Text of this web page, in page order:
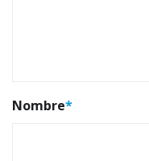
Nombre*